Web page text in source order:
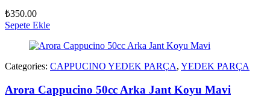
₺350.00
Sepete Ekle
Categories: CAPPUCINO YEDEK PARÇA, YEDEK PARÇA
Arora Cappucino 50cc Arka Jant Koyu Mavi